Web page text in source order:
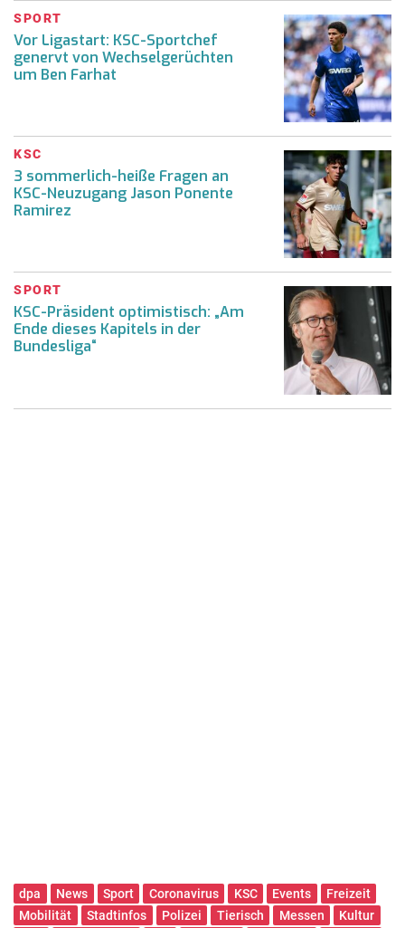
SPORT
Vor Ligastart: KSC-Sportchef
genervt von Wechselgerüchten
um Ben Farhat
KSC
3 sommerlich-heiße Fragen an
KSC-Neuzugang Jason Ponente
Ramirez
SPORT
KSC-Präsident optimistisch: „Am
Ende dieses Kapitels in der
Bundesliga“
dpa News Sport Coronavirus KSC Events
Freizeit
Mobilität
Stadtinfos Polizei Tierisch Messen
Kultur